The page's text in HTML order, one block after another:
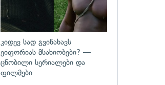
კიდევ სად გვინახავს
ეიფორიას მსახიობები? —
ცნობილი სერიალები და
ფილმები